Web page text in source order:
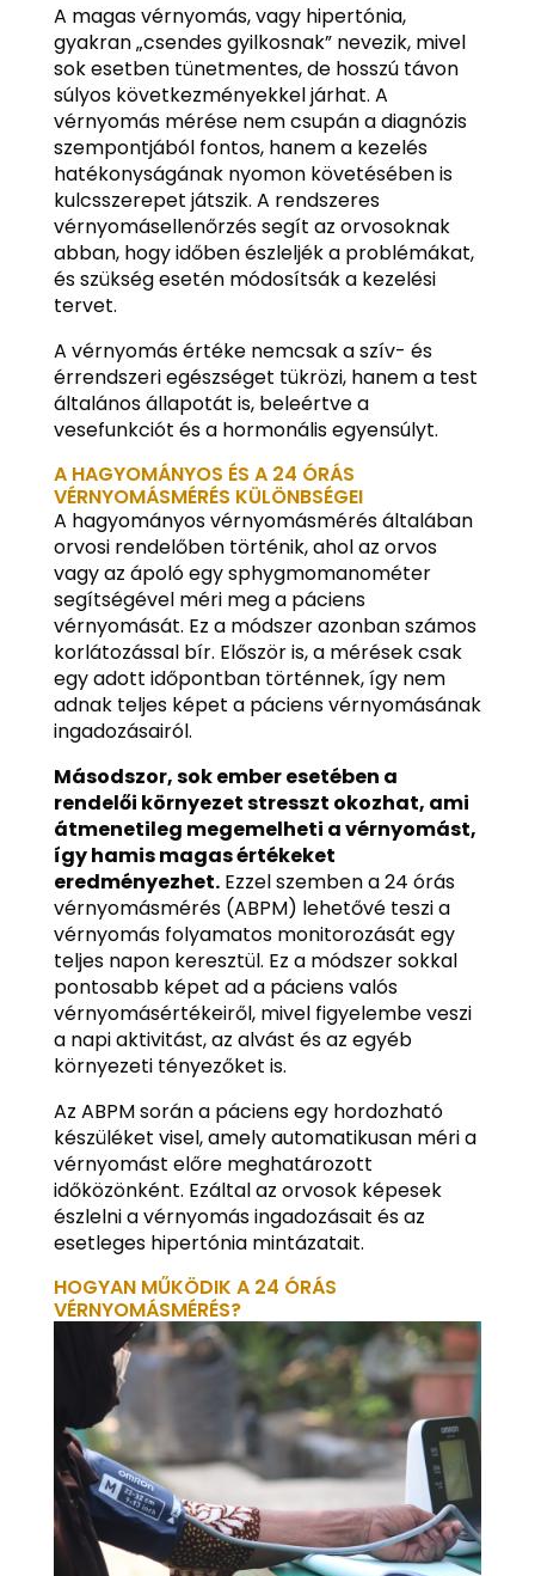
A magas vérnyomás, vagy hipertónia,
gyakran „csendes gyilkosnak” nevezik, mivel
sok esetben tünetmentes, de hosszú távon
súlyos következményekkel járhat. A
vérnyomás mérése nem csupán a diagnózis
szempontjából fontos, hanem a kezelés
hatékonyságának nyomon követésében is
kulcsszerepet játszik. A rendszeres
vérnyomásellenőrzés segít az orvosoknak
abban, hogy időben észleljék a problémákat,
és szükség esetén módosítsák a kezelési
tervet.
A vérnyomás értéke nemcsak a szív- és
érrendszeri egészséget tükrözi, hanem a test
általános állapotát is, beleértve a
vesefunkciót és a hormonális egyensúlyt.
A HAGYOMÁNYOS ÉS A 24 ÓRÁS
VÉRNYOMÁSMÉRÉS KÜLÖNBSÉGEI
A hagyományos vérnyomásmérés általában
orvosi rendelőben történik, ahol az orvos
vagy az ápoló egy sphygmomanométer
segítségével méri meg a páciens
vérnyomását. Ez a módszer azonban számos
korlátozással bír. Először is, a mérések csak
egy adott időpontban történnek, így nem
adnak teljes képet a páciens vérnyomásának
ingadozásairól.
Másodszor, sok ember esetében a
rendelői környezet stresszt okozhat, ami
átmenetileg megemelheti a vérnyomást,
így hamis magas értékeket
eredményezhet.Ezzel szemben a 24 órás
vérnyomásmérés (ABPM) lehetővé teszi a
vérnyomás folyamatos monitorozását egy
teljes napon keresztül. Ez a módszer sokkal
pontosabb képet ad a páciens valós
vérnyomásértékeiről, mivel figyelembe veszi
a napi aktivitást, az alvást és az egyéb
környezeti tényezőket is.
Az ABPM során a páciens egy hordozható
készüléket visel, amely automatikusan méri a
vérnyomást előre meghatározott
időközönként. Ezáltal az orvosok képesek
észlelni a vérnyomás ingadozásait és az
esetleges hipertónia mintázatait.
HOGYAN MŰKÖDIK A 24 ÓRÁS
VÉRNYOMÁSMÉRÉS?